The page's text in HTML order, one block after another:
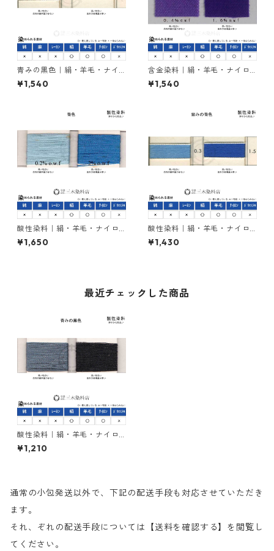
青みの黒色｜絹・羊毛・ナイ
ロンを染める｜含金染料｜20
g｜イレミアブラックBG（青
¥1,540
含金染料｜絹・羊毛・ナイロ
ンを染める｜20g｜ラナセッ
トバイオレットB（紫色）
¥1,540
酸性染料｜絹・羊毛・ナイロ
ンを染める｜20g｜カヤノー
ルミーリングブルーBW（青
¥1,650
酸性染料｜絹・羊毛・ナイロ
ンを染める｜20g｜イルガノ
ールブリリアントブルーRLS２
¥1,430
最近チェックした商品
酸性染料｜絹・羊毛・ナイロ
ンを染める｜20g｜アシッド
ミーリングブラックＢ（青み
¥1,210
通常の小包発送以外で、下記の配送手段も対応させていただき
ます。
それ、ぞれの配送手段については【送料を確認する】を閲覧し
てください。